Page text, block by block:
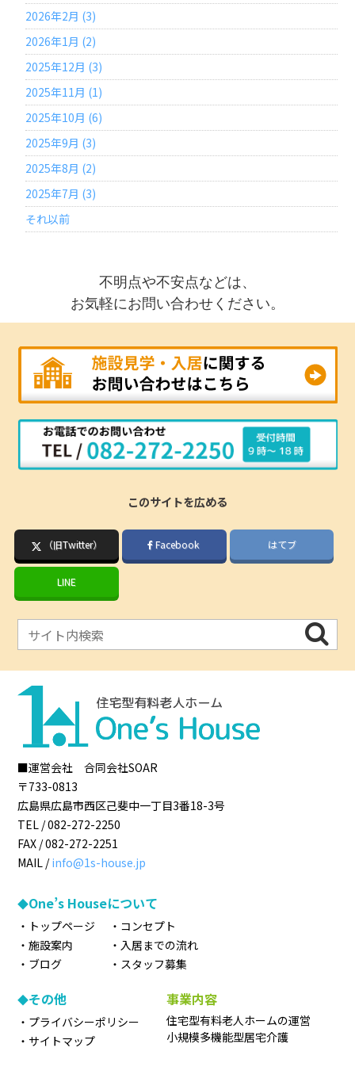
2026年2月 (3)
2026年1月 (2)
2025年12月 (3)
2025年11月 (1)
2025年10月 (6)
2025年9月 (3)
2025年8月 (2)
2025年7月 (3)
それ以前
不明点や不安点などは、
お気軽にお問い合わせください。
このサイトを広める
（旧Twitter） Facebook はてブ
LINE
■運営会社 合同会社SOAR
〒733-0813
広島県広島市西区己斐中一丁目3番18-3号
TEL /082-272-2250
FAX /082-272-2251
MAIL /info@1s-house.jp
One’s Houseについて
トップページ
施設案内
ブログ
コンセプト
入居までの流れ
スタッフ募集
その他
プライバシーポリシー
サイトマップ
事業内容
住宅型有料老人ホームの運営
小規模多機能型居宅介護